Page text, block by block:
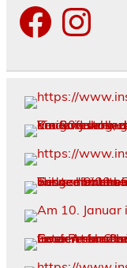
FacebookInstagram